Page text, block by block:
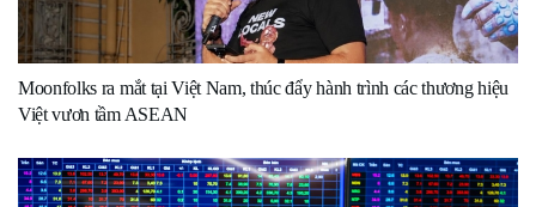
Moonfolks ra mắt tại Việt Nam, thúc đẩy hành trình các thương hiệu
Việt vươn tầm ASEAN